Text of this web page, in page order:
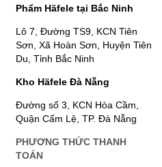
Phẩm Häfele tại Bắc Ninh
Lô 7, Đường TS9, KCN Tiên
Sơn, Xã Hoàn Sơn, Huyện Tiên
Du, Tỉnh Bắc Ninh
Kho Häfele Đà Nẵng
Đường số 3, KCN Hòa Cầm,
Quận Cẩm Lệ, TP. Đà Nẵng
PHƯƠNG THỨC THANH
TOÁN